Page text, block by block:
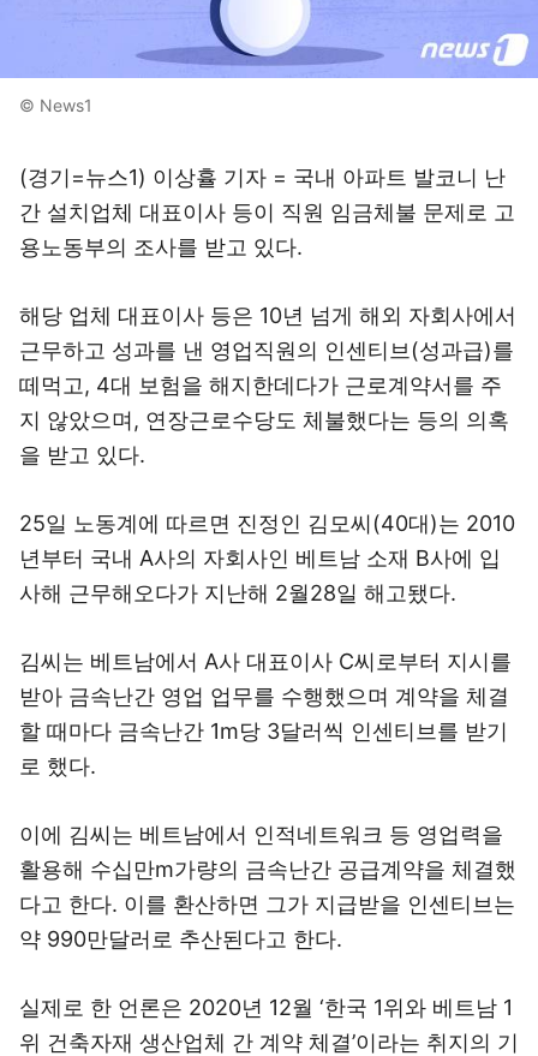
© News1
(경기=뉴스1) 이상휼 기자 = 국내 아파트 발코니 난
간 설치업체 대표이사 등이 직원 임금체불 문제로 고
용노동부의 조사를 받고 있다.
해당 업체 대표이사 등은 10년 넘게 해외 자회사에서
근무하고 성과를 낸 영업직원의 인센티브(성과급)를
떼먹고, 4대 보험을 해지한데다가 근로계약서를 주
지 않았으며, 연장근로수당도 체불했다는 등의 의혹
을 받고 있다.
25일 노동계에 따르면 진정인 김모씨(40대)는 2010
년부터 국내 A사의 자회사인 베트남 소재 B사에 입
사해 근무해오다가 지난해 2월28일 해고됐다.
김씨는 베트남에서 A사 대표이사 C씨로부터 지시를
받아 금속난간 영업 업무를 수행했으며 계약을 체결
할 때마다 금속난간 1m당 3달러씩 인센티브를 받기
로 했다.
이에 김씨는 베트남에서 인적네트워크 등 영업력을
활용해 수십만m가량의 금속난간 공급계약을 체결했
다고 한다. 이를 환산하면 그가 지급받을 인센티브는
약 990만달러로 추산된다고 한다.
실제로 한 언론은 2020년 12월 ‘한국 1위와 베트남 1
위 건축자재 생산업체 간 계약 체결’이라는 취지의 기